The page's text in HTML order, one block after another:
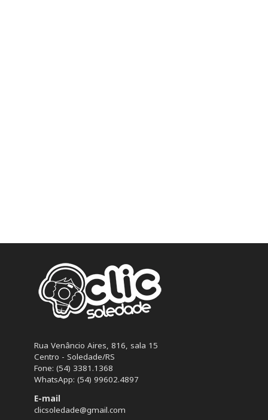
Rua Venâncio Aires, 816, sala 15
Centro - Soledade/RS
Fone: (54) 3381.1368
WhatsApp: (54) 99602.4897
E-mail
clicsoledade@gmail.com